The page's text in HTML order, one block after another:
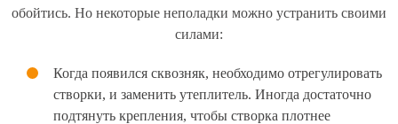
обойтись. Но некоторые неполадки можно устранить своими
силами:
Когда появился сквозняк, необходимо отрегулировать
створки, и заменить утеплитель. Иногда достаточно
подтянуть крепления, чтобы створка плотнее